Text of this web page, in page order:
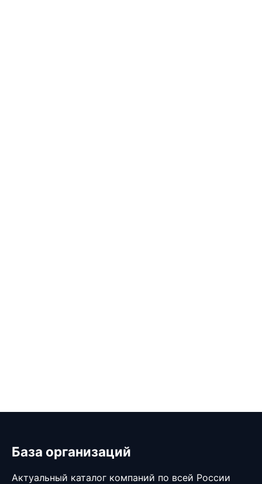
База организаций
Актуальный каталог компаний по всей России